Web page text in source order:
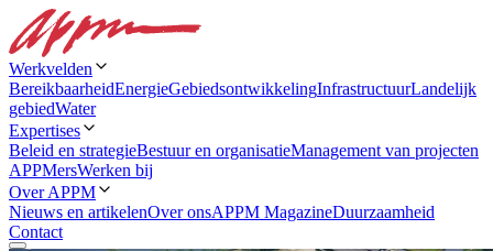
Werkvelden
BereikbaarheidEnergieGebiedsontwikkelingInfrastructuurLandelijk
gebiedWater
Expertises
Beleid en strategieBestuur en organisatieManagement van projecten
APPMersWerken bij
Over APPM
Nieuws en artikelenOver onsAPPM MagazineDuurzaamheid
Contact